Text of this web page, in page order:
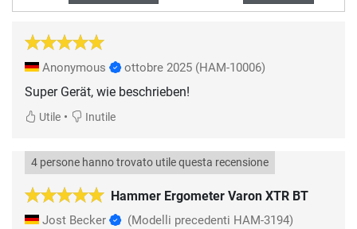
Anonymous ottobre 2025 (HAM-10006)
Super Gerät, wie beschrieben!
Utile • Inutile
Hammer Ergometer Varon XTR BT
4 persone hanno trovato utile questa recensione
Jost Becker (Modelli precedenti HAM-3194)